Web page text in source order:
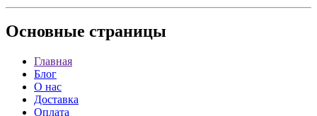
Основные страницы
Главная
Блог
О нас
Доставка
Оплата